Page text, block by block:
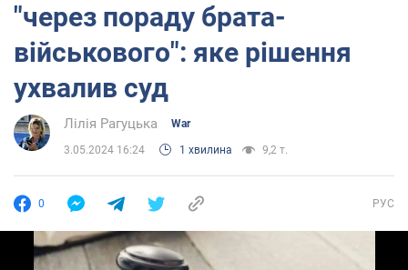
"через пораду брата-
військового": яке рішення
ухвалив суд
Лілія Рагуцька War
3.05.2024 16:24 1 хвилина 9,2 т.
0 РУС